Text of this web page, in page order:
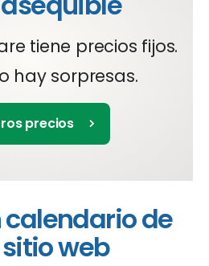
tiene precios fijos.
hay sorpresas.
precios
de
web